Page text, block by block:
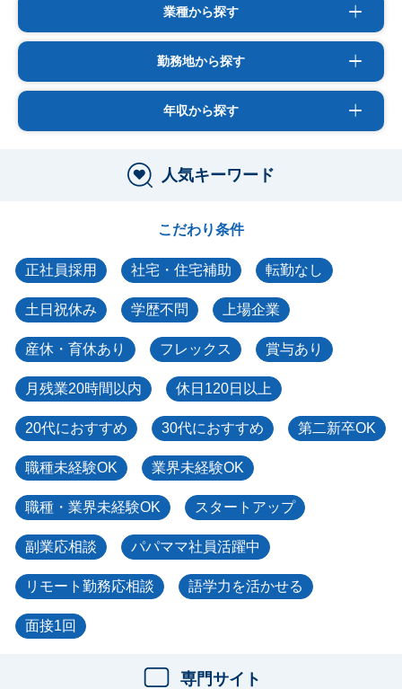
業種から探す
勤務地から探す
年収から探す
人気キーワード
こだわり条件
正社員採用 社宅・住宅補助 転勤なし
土日祝休み 学歴不問 上場企業
産休・育休あり フレックス 賞与あり
月残業20時間以内 休日120日以上
20代におすすめ 30代におすすめ 第二新卒OK
職種未経験OK 業界未経験OK
職種・業界未経験OK スタートアップ
副業応相談 パパママ社員活躍中
リモート勤務応相談 語学力を活かせる
面接1回
専門サイト